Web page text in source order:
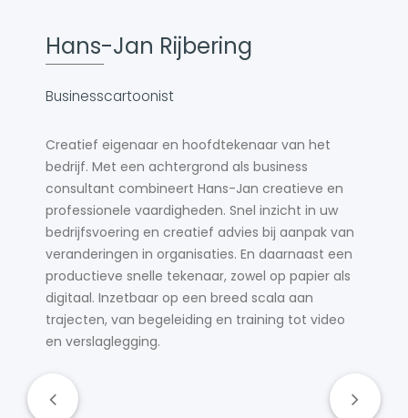
Hans-Jan Rijbering
Businesscartoonist
Creatief eigenaar en hoofdtekenaar van het
bedrijf. Met een achtergrond als business
consultant combineert Hans-Jan creatieve en
professionele vaardigheden. Snel inzicht in uw
bedrijfsvoering en creatief advies bij aanpak van
veranderingen in organisaties. En daarnaast een
productieve snelle tekenaar, zowel op papier als
digitaal. Inzetbaar op een breed scala aan
trajecten, van begeleiding en training tot video
en verslaglegging.